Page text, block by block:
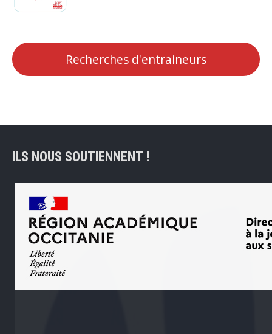
Recherches d'entraineurs
ILS NOUS SOUTIENNENT !